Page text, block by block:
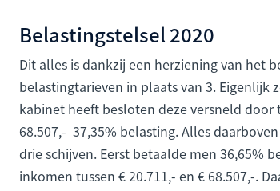
Belastingstelsel 2020
Dit alles is dankzij een herziening van het
belastingtarieven in plaats van 3. Eigenlijk
kabinet heeft besloten deze versneld
68.507,- 37,35% belasting. Alles
drie schijven. Eerst betaalde men 36,65%
inkomen tussen € 20.711,- en € 68.507,-.